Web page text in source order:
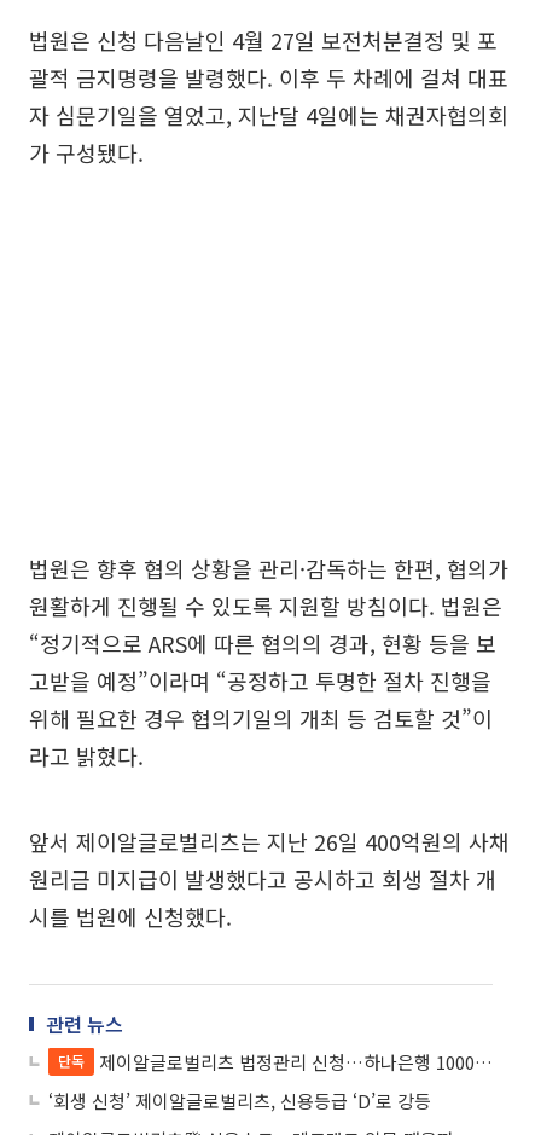
법원은 신청 다음날인 4월 27일 보전처분결정 및 포
괄적 금지명령을 발령했다. 이후 두 차례에 걸쳐 대표
자 심문기일을 열었고, 지난달 4일에는 채권자협의회
가 구성됐다.
법원은 향후 협의 상황을 관리·감독하는 한편, 협의가
원활하게 진행될 수 있도록 지원할 방침이다. 법원은
“정기적으로 ARS에 따른 협의의 경과, 현황 등을 보
고받을 예정”이라며 “공정하고 투명한 절차 진행을
위해 필요한 경우 협의기일의 개최 등 검토할 것”이
라고 밝혔다.
앞서 제이알글로벌리츠는 지난 26일 400억원의 사채
원리금 미지급이 발생했다고 공시하고 회생 절차 개
시를 법원에 신청했다.
관련 뉴스
단독
제이알글로벌리츠 법정관리 신청…하나은행 1000억 정산금 ‘불똥’
‘회생 신청’ 제이알글로벌리츠, 신용등급 ‘D’로 강등